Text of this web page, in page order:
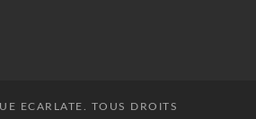
ECARLATE. TOUS DROITS